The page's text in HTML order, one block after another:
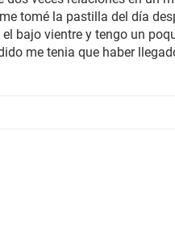
tomé la pastilla del día
bajo vientre y tengo un
me tenia que haber